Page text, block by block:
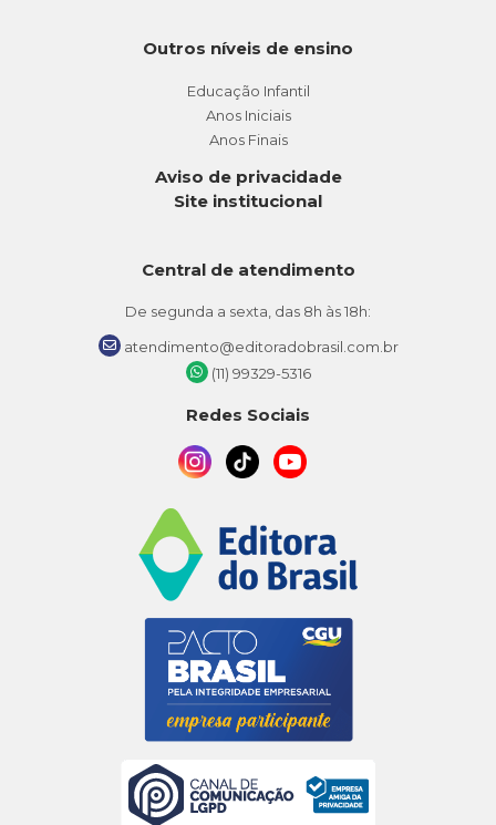
Outros níveis de ensino
Educação Infantil
Anos Iniciais
Anos Finais
Aviso de privacidade
Site institucional
Central de atendimento
De segunda a sexta, das 8h às 18h:
atendimento@editoradobrasil.com.br
(11) 99329-5316
Redes Sociais